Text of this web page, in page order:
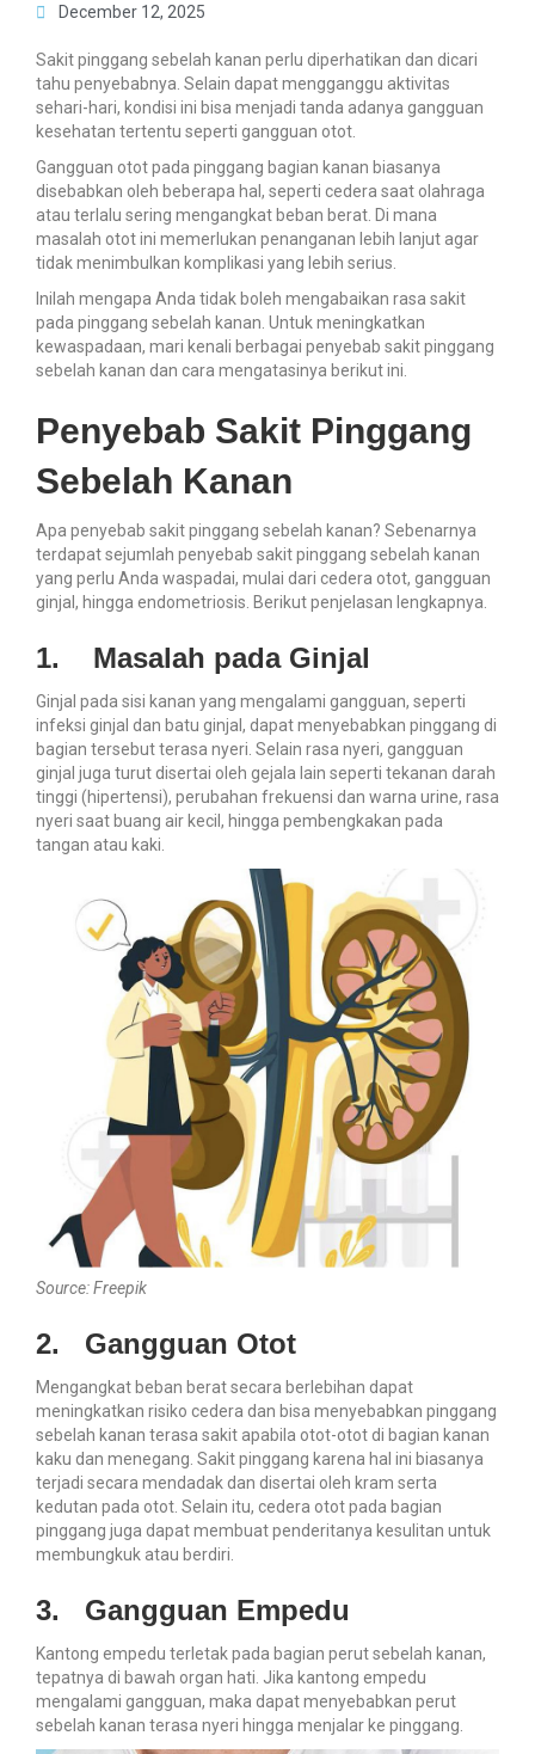
December 12, 2025
Sakit pinggang sebelah kanan perlu diperhatikan dan dicari
tahu penyebabnya. Selain dapat mengganggu aktivitas
sehari-hari, kondisi ini bisa menjadi tanda adanya gangguan
kesehatan tertentu seperti gangguan otot.
Gangguan otot pada pinggang bagian kanan biasanya
disebabkan oleh beberapa hal, seperti cedera saat olahraga
atau terlalu sering mengangkat beban berat. Di mana
masalah otot ini memerlukan penanganan lebih lanjut agar
tidak menimbulkan komplikasi yang lebih serius.
Inilah mengapa Anda tidak boleh mengabaikan rasa sakit
pada pinggang sebelah kanan. Untuk meningkatkan
kewaspadaan, mari kenali berbagai penyebab sakit pinggang
sebelah kanan dan cara mengatasinya berikut ini.
Penyebab Sakit Pinggang
Sebelah Kanan
Apa penyebab sakit pinggang sebelah kanan? Sebenarnya
terdapat sejumlah penyebab sakit pinggang sebelah kanan
yang perlu Anda waspadai, mulai dari cedera otot, gangguan
ginjal, hingga endometriosis. Berikut penjelasan lengkapnya.
1. Masalah pada Ginjal
Ginjal pada sisi kanan yang mengalami gangguan, seperti
infeksi ginjal dan batu ginjal, dapat menyebabkan pinggang di
bagian tersebut terasa nyeri. Selain rasa nyeri, gangguan
ginjal juga turut disertai oleh gejala lain seperti tekanan darah
tinggi (hipertensi), perubahan frekuensi dan warna urine, rasa
nyeri saat buang air kecil, hingga pembengkakan pada
tangan atau kaki.
Source: Freepik
2. Gangguan Otot
Mengangkat beban berat secara berlebihan dapat
meningkatkan risiko cedera dan bisa menyebabkan pinggang
sebelah kanan terasa sakit apabila otot-otot di bagian kanan
kaku dan menegang. Sakit pinggang karena hal ini biasanya
terjadi secara mendadak dan disertai oleh kram serta
kedutan pada otot. Selain itu, cedera otot pada bagian
pinggang juga dapat membuat penderitanya kesulitan untuk
membungkuk atau berdiri.
3. Gangguan Empedu
Kantong empedu terletak pada bagian perut sebelah kanan,
tepatnya di bawah organ hati. Jika kantong empedu
mengalami gangguan, maka dapat menyebabkan perut
sebelah kanan terasa nyeri hingga menjalar ke pinggang.